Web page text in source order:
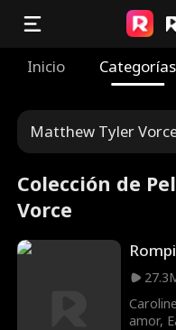
Inicio Categorías
Matthew Tyler
Colección de
Vorce
amor,